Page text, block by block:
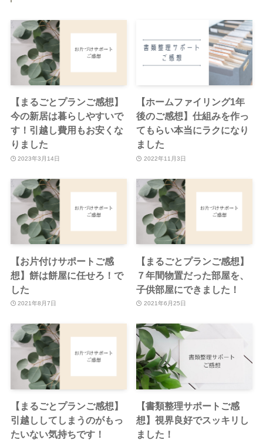
【まるごとプランご感想】
今の新居は暮らしやすいで
す！引越し費用もお安くな
りました
2023年3月14日
【ホームファイリング1年
後のご感想】仕組みを作っ
てもらい本当にラクになり
ました
2022年11月3日
【お片付けサポートご感
想】餅は餅屋に任せろ！で
した
2021年8月7日
【まるごとプランご感想】
７年間物置だった部屋を、
子供部屋にできました！
2021年6月25日
【まるごとプランご感想】
引越ししてしまうのがもっ
たいない気持ちです！
【書類整理サポートご感
想】視界良好でスッキリし
ました！